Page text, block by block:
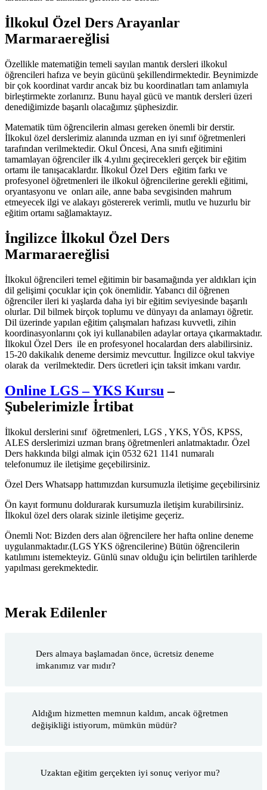
İlkokul Özel Ders Arayanlar
Marmaraereğlisi
Özellikle matematiğin temeli sayılan mantık dersleri ilkokul
öğrencileri hafıza ve beyin gücünü şekillendirmektedir. Beynimizde
bir çok koordinat vardır ancak biz bu koordinatları tam anlamıyla
birleştirmekte zorlanırız. Bunu hayal gücü ve mantık dersleri üzeri
denediğimizde başarılı olacağımız şüphesizdir.
Matematik tüm öğrencilerin alması gereken önemli bir derstir.
İlkokul özel derslerimiz alanında uzman en iyi sınıf öğretmenleri
tarafından verilmektedir. Okul Öncesi, Ana sınıfı eğitimini
tamamlayan öğrenciler ilk 4.yılını geçirecekleri gerçek bir eğitim
ortamı ile tanışacaklardır. İlkokul Özel Ders eğitim farkı ve
profesyonel öğretmenleri ile ilkokul öğrencilerine gerekli eğitimi,
oryantasyonu ve onları aile, anne baba sevgisinden mahrum
etmeyecek ilgi ve alakayı göstererek verimli, mutlu ve huzurlu bir
eğitim ortamı sağlamaktayız.
İngilizce İlkokul Özel Ders
Marmaraereğlisi
İlkokul öğrencileri temel eğitimin bir basamağında yer aldıkları için
dil gelişimi çocuklar için çok önemlidir. Yabancı dil öğrenen
öğrenciler ileri ki yaşlarda daha iyi bir eğitim seviyesinde başarılı
olurlar. Dil bilmek birçok toplumu ve dünyayı da anlamayı öğretir.
Dil üzerinde yapılan eğitim çalışmaları hafızası kuvvetli, zihin
koordinasyonlarını çok iyi kullanabilen adaylar ortaya çıkarmaktadır.
İlkokul Özel Ders ile en profesyonel hocalardan ders alabilirsiniz.
15-20 dakikalık deneme dersimiz mevcuttur. İngilizce okul takviye
olarak da verilmektedir. Ders ücretleri için taksit imkanı vardır.
Online LGS – YKS Kursu –
Şubelerimizle İrtibat
İlkokul derslerini sınıf öğretmenleri, LGS , YKS, YÖS, KPSS,
ALES derslerimizi uzman branş öğretmenleri anlatmaktadır. Özel
Ders hakkında bilgi almak için 0532 621 1141 numaralı
telefonumuz ile iletişime geçebilirsiniz.
Özel Ders Whatsapp hattımızdan kursumuzla iletişime geçebilirsiniz
Ön kayıt formunu doldurarak kursumuzla iletişim kurabilirsiniz.
İlkokul özel ders olarak sizinle iletişime geçeriz.
Önemli Not: Bizden ders alan öğrencilere her hafta online deneme
uygulanmaktadır.(LGS YKS öğrencilerine) Bütün öğrencilerin
katılımını istemekteyiz. Günlü sınav olduğu için belirtilen tarihlerde
yapılması gerekmektedir.
Merak Edilenler
Ders almaya başlamadan önce, ücretsiz deneme
imkanımız var mıdır?
Aldığım hizmetten memnun kaldım, ancak öğretmen
değişikliği istiyorum, mümkün müdür?
Uzaktan eğitim gerçekten iyi sonuç veriyor mu?